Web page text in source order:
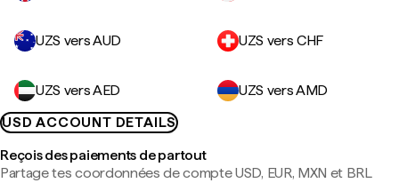
UZS vers AUD UZS vers CHF
UZS vers AED
UZS vers AMD
USD ACCOUNT DETAILS
Reçois des paiements de partout
Partage tes coordonnées de compte USD, EUR, MXN et BRL